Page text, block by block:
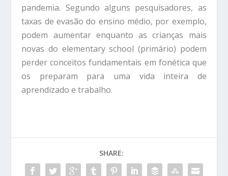
pandemia. Segundo alguns pesquisadores, as
taxas de evasão do ensino médio, por exemplo,
podem aumentar enquanto as crianças mais
novas do elementary school (primário) podem
perder conceitos fundamentais em fonética que
os preparam para uma vida inteira de
aprendizado e trabalho.
SHARE: